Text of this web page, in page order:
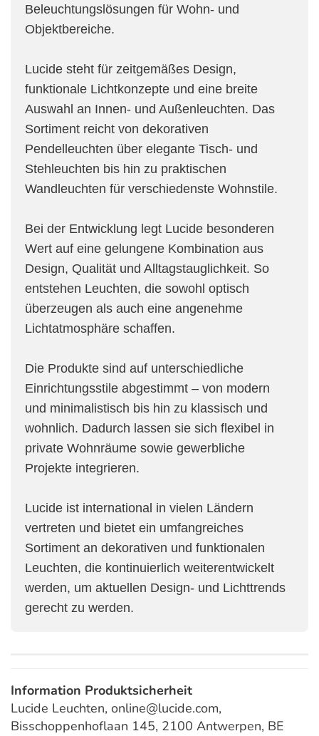
Beleuchtungslösungen für Wohn- und
Objektbereiche.
Lucide steht für zeitgemäßes Design,
funktionale Lichtkonzepte und eine breite
Auswahl an Innen- und Außenleuchten. Das
Sortiment reicht von dekorativen
Pendelleuchten über elegante Tisch- und
Stehleuchten bis hin zu praktischen
Wandleuchten für verschiedenste Wohnstile.
Bei der Entwicklung legt Lucide besonderen
Wert auf eine gelungene Kombination aus
Design, Qualität und Alltagstauglichkeit. So
entstehen Leuchten, die sowohl optisch
überzeugen als auch eine angenehme
Lichtatmosphäre schaffen.
Die Produkte sind auf unterschiedliche
Einrichtungsstile abgestimmt – von modern
und minimalistisch bis hin zu klassisch und
wohnlich. Dadurch lassen sie sich flexibel in
private Wohnräume sowie gewerbliche
Projekte integrieren.
Lucide ist international in vielen Ländern
vertreten und bietet ein umfangreiches
Sortiment an dekorativen und funktionalen
Leuchten, die kontinuierlich weiterentwickelt
werden, um aktuellen Design- und Lichttrends
gerecht zu werden.
Information Produktsicherheit
Lucide Leuchten, online@lucide.com,
Bisschoppenhoflaan 145, 2100 Antwerpen, BE